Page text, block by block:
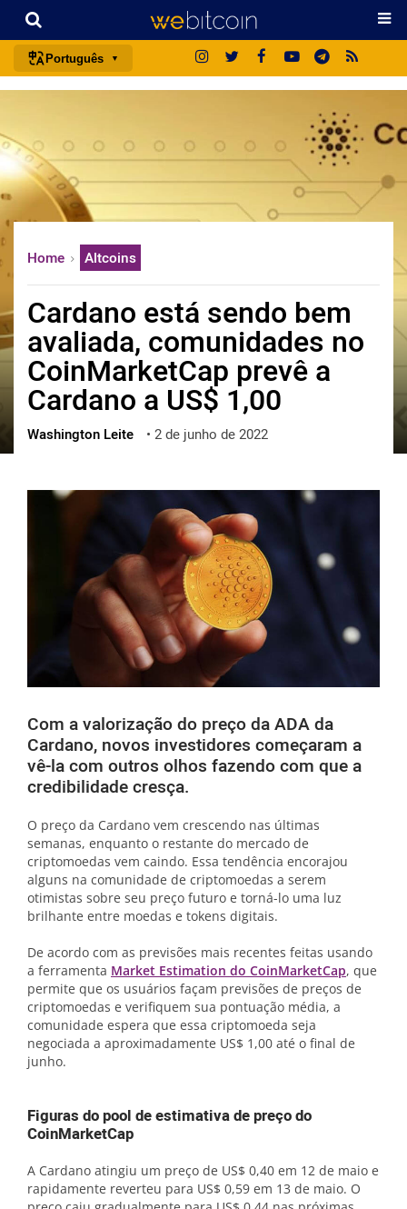
Português
español
français
italiano
日本語
русский
한국어
العربية
ไทย
ქართული
vietnamese
Home Altcoins
Cardano está sendo bem
avaliada, comunidades no
CoinMarketCap prevê a
Cardano a US$ 1,00
Washington Leite • 2 de junho de 2022
Com a valorização do preço da ADA da
Cardano, novos investidores começaram a
vê-la com outros olhos fazendo com que a
credibilidade cresça.
O preço da Cardano vem crescendo nas últimas
semanas, enquanto o restante do mercado de
criptomoedas vem caindo. Essa tendência encorajou
alguns na comunidade de criptomoedas a serem
otimistas sobre seu preço futuro e torná-lo uma luz
brilhante entre moedas e tokens digitais.
De acordo com as previsões mais recentes feitas usando
a ferramenta Market Estimation do CoinMarketCap, que
permite que os usuários façam previsões de preços de
criptomoedas e verifiquem sua pontuação média, a
comunidade espera que essa criptomoeda seja
negociada a aproximadamente US$ 1,00 até o final de
junho.
Figuras do pool de estimativa de preço do
CoinMarketCap
A Cardano atingiu um preço de US$ 0,40 em 12 de maio e
rapidamente reverteu para US$ 0,59 em 13 de maio. O